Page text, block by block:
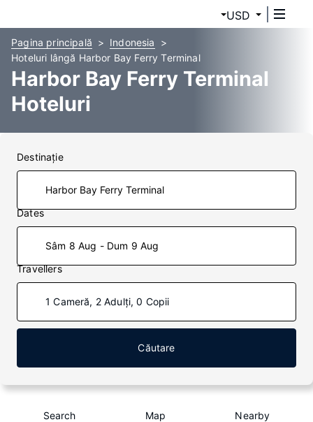
USD
Pagina principală
Indonesia
Hoteluri lângă Harbor Bay Ferry Terminal
Harbor Bay Ferry Terminal
Hoteluri
Destinaţie
Dates
Sâm 8 Aug - Dum 9 Aug
Travellers
1 Cameră, 2 Adulți, 0 Copii
Căutare
Search Map Nearby